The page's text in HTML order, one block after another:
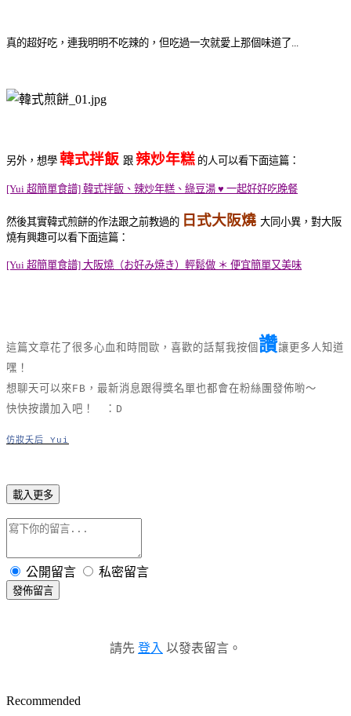
真的超好吃，連我明明不吃辣的，但吃過一次就愛上那個味道了...
另外，想學 韓式拌飯 跟 辣炒年糕 的人可以看下面這篇：
[Yui 超簡單食譜] 韓式拌飯、辣炒年糕、綠豆湯 ♥ 一起好好吃晚餐
然後其實韓式煎餅的作法跟之前教過的 日式大阪燒 大同小異，對大阪
燒有興趣可以看下面這篇：
[Yui 超簡單食譜] 大阪燒（お好み焼き）輕鬆做 ＊ 便宜簡單又美味
這篇文章花了很多心血和時間歐，喜歡的話幫我按個 讚讓更多人知道
嘿！
想聊天可以來FB，最新消息跟得獎名單也都會在粉絲團發佈喲～
快快按讚加入吧！ ：D
仿妝夭后 Yui
載入更多
公開留言 私密留言
發佈留言
請先 登入 以發表留言。
Recommended